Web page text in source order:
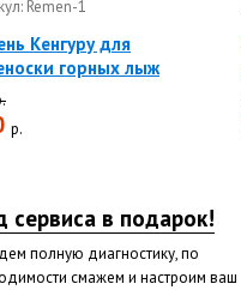
Remen-1
Кенгуру для
горных лыж
р.
сервиса в подарок!
полную диагностику, по
смажем и настроим ваш